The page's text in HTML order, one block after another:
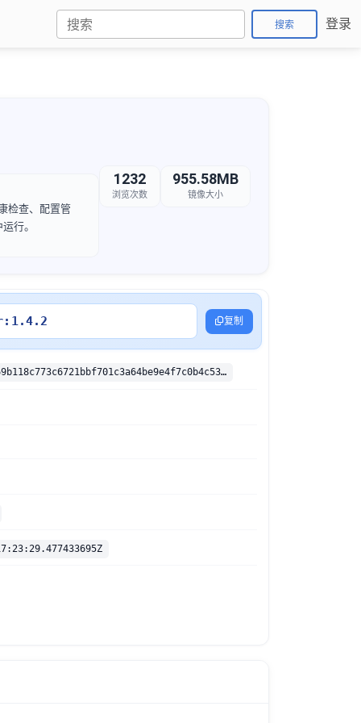
搜索 登录
检查、配置管
行。
1232
浏览次数
955.58MB
镜像大小
复制
sha256:938169b118c773c6721bbf701c3a64be9e4f7c0b4c5315bb328466e1c49274fa